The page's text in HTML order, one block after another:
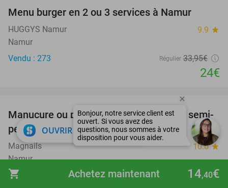
shopping_cart 14,40€
Achetez maintenant
Menu burger en 2 ou 3 services à Namur
HUGGYS Namur 9.9 star
Namur
Vendu : 273
Régulier 33,95€
24€
56%
Manucure ou pédicure + pose de vernis semi-
permanent à Namur
Magnails 10.0star
Namur
Vendu : 57
40€
OUVRIR DANS L'APPLI close